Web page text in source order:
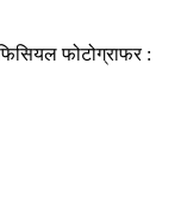
फोटोग्राफर :